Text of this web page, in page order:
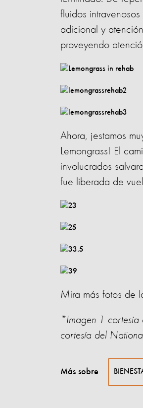
fluidos
adicional y
proveyendo
Ahora, ¡estamos
Lemongrass! El
involucrados
fue liberada de
Mira más fotos de
*Imagen 1
cortesía del
Más sobre